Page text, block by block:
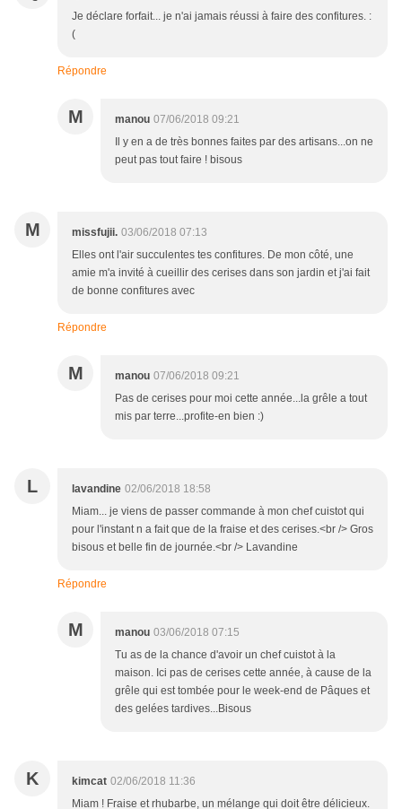
Je déclare forfait... je n'ai jamais réussi à faire des confitures. :
(
Répondre
M manou 07/06/2018 09:21
Il y en a de très bonnes faites par des artisans...on ne
peut pas tout faire ! bisous
M missfujii. 03/06/2018 07:13
Elles ont l'air succulentes tes confitures. De mon côté, une
amie m'a invité à cueillir des cerises dans son jardin et j'ai fait
de bonne confitures avec
Répondre
M manou 07/06/2018 09:21
Pas de cerises pour moi cette année...la grêle a tout
mis par terre...profite-en bien :)
L lavandine 02/06/2018 18:58
Miam... je viens de passer commande à mon chef cuistot qui
pour l'instant n a fait que de la fraise et des cerises.<br /> Gros
bisous et belle fin de journée.<br /> Lavandine
Répondre
M manou 03/06/2018 07:15
Tu as de la chance d'avoir un chef cuistot à la
maison. Ici pas de cerises cette année, à cause de la
grêle qui est tombée pour le week-end de Pâques et
des gelées tardives...Bisous
K kimcat 02/06/2018 11:36
Miam ! Fraise et rhubarbe, un mélange qui doit être délicieux.